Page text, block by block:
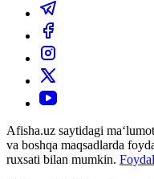
Afisha.uz saytidagi
va boshqa maqsadlarda
ruxsati bilan mumkin.